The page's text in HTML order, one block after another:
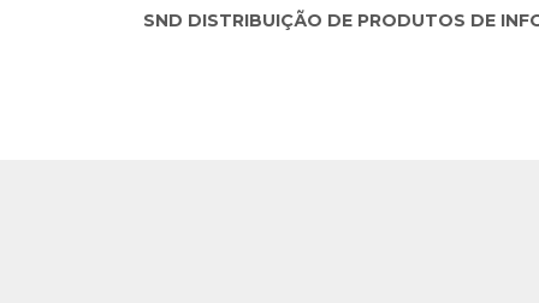
SND DISTRIBUIÇÃO DE PRODUTOS DE